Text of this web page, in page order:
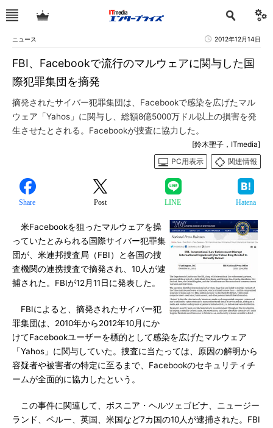
ニュース 2012年12月14日
FBI、Facebookで流行のマルウェアに関与した国
際犯罪集団を摘発
摘発されたサイバー犯罪集団は、Facebookで感染を広げたマル
ウェア「Yahos」に関与し、総額8億5000万ドル以上の損害を発
生させたとされる。Facebookが捜査に協力した。
[鈴木聖子，ITmedia]
PC用表示
関連情報
Share Post LINE Hatena
米Facebookを狙ったマルウェアを操
っていたとみられる国際サイバー犯罪集
団が、米連邦捜査局（FBI）と各国の捜
査機関の連携捜査で摘発され、10人が逮
捕された。FBIが12月11日に発表した。
FBIによると、摘発されたサイバー犯
罪集団は、2010年から2012年10月にか
けてFacebookユーザーを標的として感染を広げたマルウェア
「Yahos」に関与していた。捜査に当たっては、原因の解明から
容疑者や被害者の特定に至るまで、Facebookのセキュリティチ
ームが全面的に協力したという。
この事件に関連して、ボスニア・ヘルツェゴビナ、ニュージー
ランド、ペルー、英国、米国など7カ国の10人が逮捕された。FBI